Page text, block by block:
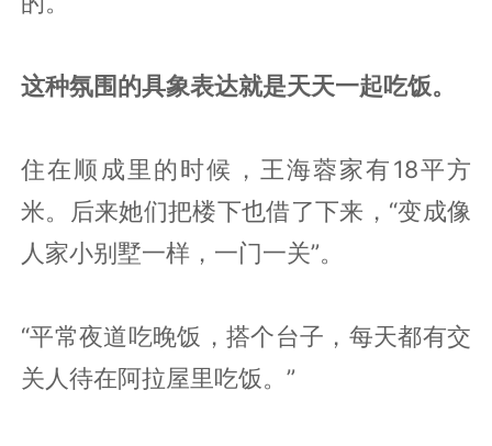
这种氛围的具象表达就是天天一起吃饭。
住在顺成里的时候，王海蓉家有18平方
米。后来她们把楼下也借了下来，“变成像
人家小别墅一样，一门一关”。
“平常夜道吃晚饭，搭个台子，每天都有交
关人待在阿拉屋里吃饭。”